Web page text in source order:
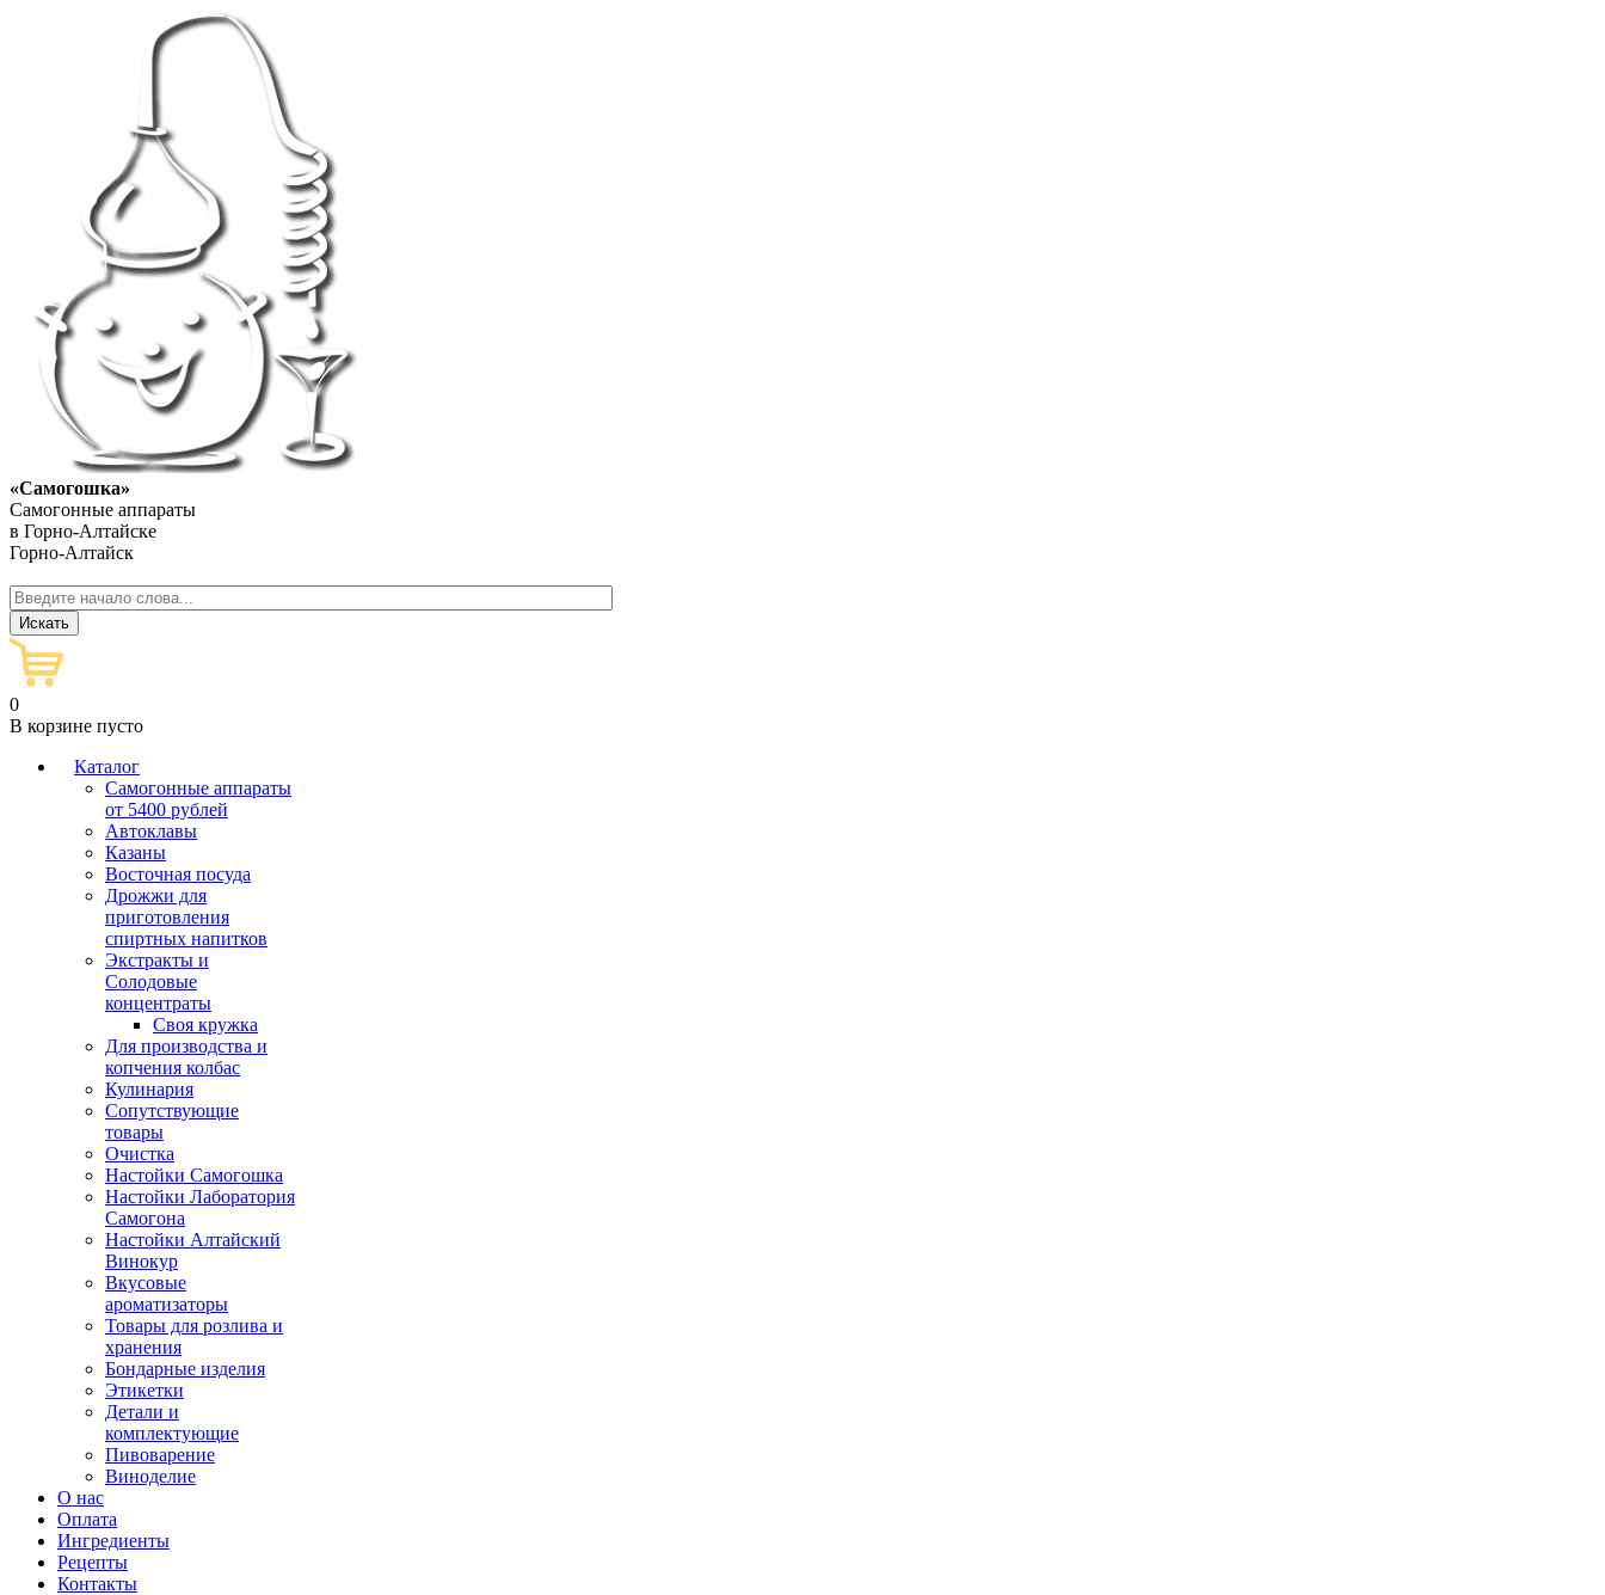
«Самогошка»
Самогонные аппараты
в Горно-Алтайске
Горно-Алтайск
0
В корзине пусто
Каталог
Самогонные аппараты
от 5400 рублей
Автоклавы
Казаны
Восточная посуда
Дрожжи для
приготовления
спиртных напитков
Экстракты и
Солодовые
концентраты
Своя кружка
Для производства и
копчения колбас
Кулинария
Сопутствующие
товары
Очистка
Настойки Самогошка
Настойки Лаборатория
Самогона
Настойки Алтайский
Винокур
Вкусовые
ароматизаторы
Товары для розлива и
хранения
Бондарные изделия
Этикетки
Детали и
комплектующие
Пивоварение
Виноделие
О нас
Оплата
Ингредиенты
Рецепты
Контакты